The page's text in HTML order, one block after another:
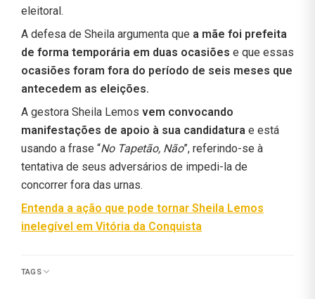
eleitoral.
A defesa de Sheila argumenta que a mãe foi prefeita
de forma temporária em duas ocasiões e que essas
ocasiões foram fora do período de seis meses que
antecedem as eleições.
A gestora Sheila Lemos vem convocando
manifestações de apoio à sua candidatura e está
usando a frase “No Tapetão, Não”, referindo-se à
tentativa de seus adversários de impedi-la de
concorrer fora das urnas.
Entenda a ação que pode tornar Sheila Lemos
inelegível em Vitória da Conquista
TAGS